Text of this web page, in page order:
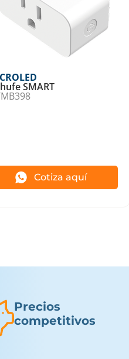
SMART
Cotiza aquí
Precios
competitivos